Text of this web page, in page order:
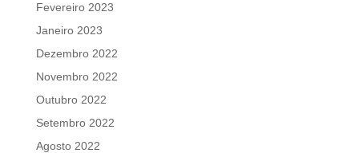
Fevereiro 2023
Janeiro 2023
Dezembro 2022
Novembro 2022
Outubro 2022
Setembro 2022
Agosto 2022